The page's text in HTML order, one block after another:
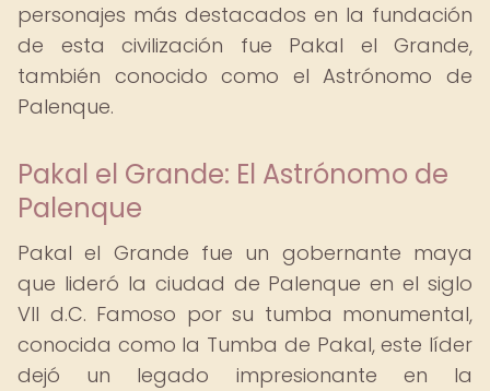
personajes más destacados en la fundación
de esta civilización fue Pakal el Grande,
también conocido como el Astrónomo de
Palenque.
Pakal el Grande: El Astrónomo de
Palenque
Pakal el Grande fue un gobernante maya
que lideró la ciudad de Palenque en el siglo
VII d.C. Famoso por su tumba monumental,
conocida como la Tumba de Pakal, este líder
dejó un legado impresionante en la